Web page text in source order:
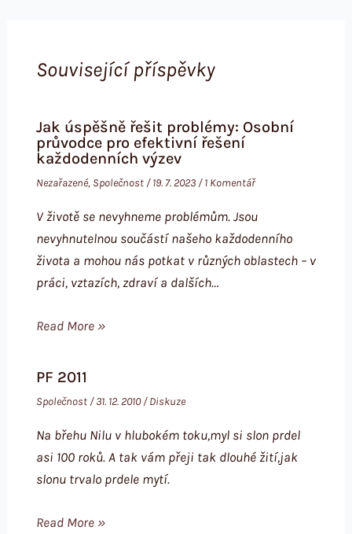
Související příspěvky
Jak úspěšně řešit problémy: Osobní
průvodce pro efektivní řešení
každodenních výzev
Nezařazené, Společnost/19. 7. 2023 /1 Komentář
V životě se nevyhneme problémům. Jsou
nevyhnutelnou součástí našeho každodenního
života a mohou nás potkat v různých oblastech – v
práci, vztazích, zdraví a dalších…
Read More »
PF 2011
Společnost/31. 12. 2010/Diskuze
Na břehu Nilu v hlubokém toku,myl si slon prdel
asi 100 roků. A tak vám přeji tak dlouhé žití,jak
slonu trvalo prdele mytí.
Read More »